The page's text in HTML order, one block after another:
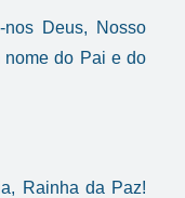
Deus, Nosso
nome do Pai e do
Rainha da Paz!